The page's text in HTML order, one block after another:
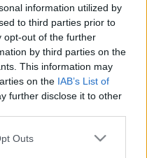
information utilized by
to third parties prior to
opt-out of the further
by third parties on the
This information may
on the IAB’s List of
further disclose it to other
one or more Google
Outs
στη Google
ημέρα η καταιγίδα
που προέρχεται από
πάνω από